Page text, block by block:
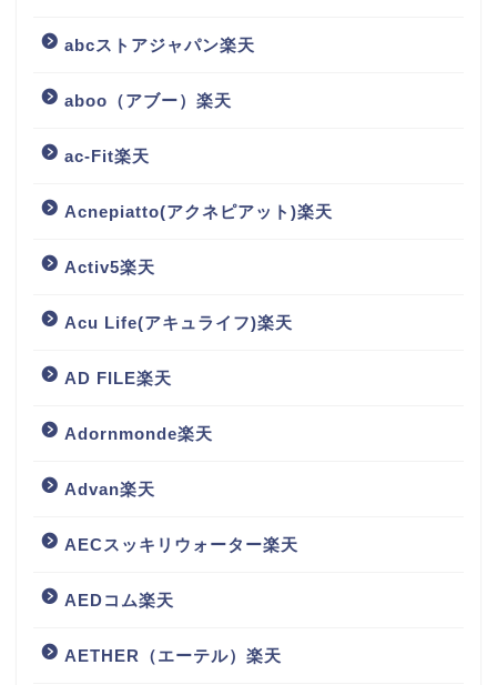
abcストアジャパン楽天
aboo（アブー）楽天
ac-Fit楽天
Acnepiatto(アクネピアット)楽天
Activ5楽天
Acu Life(アキュライフ)楽天
AD FILE楽天
Adornmonde楽天
Advan楽天
AECスッキリウォーター楽天
AEDコム楽天
AETHER（エーテル）楽天